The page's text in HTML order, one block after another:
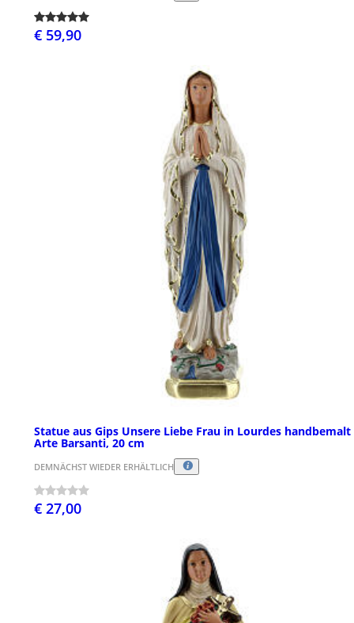
€ 59,90
Statue aus Gips Unsere Liebe Frau in Lourdes handbemalt
Arte Barsanti, 20 cm
DEMNÄCHST WIEDER ERHÄLTLICH
€ 27,00